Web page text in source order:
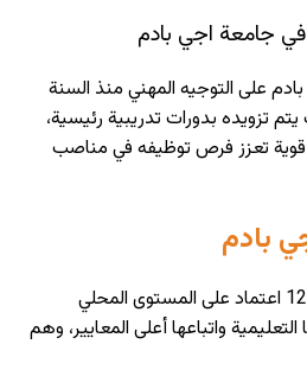
في جامعة اجي بادم
على التوجيه المهني منذ السنة
تزويده بدورات تدريبية رئيسية،
تعزز فرص توظيفه في مناصب
بادم
اعتماد على المستوى المحلي
واتباعها أعلى المعايير، وهم